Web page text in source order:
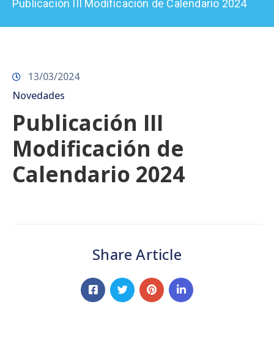
Publicación III Modificación de Calendario 2024
13/03/2024
Novedades
Publicación III
Modificación de
Calendario 2024
Share Article